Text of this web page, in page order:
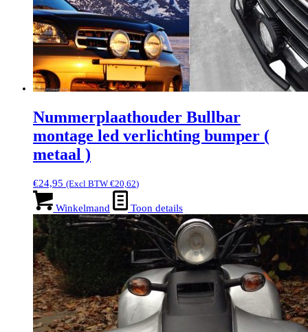
Nummerplaathouder Bullbar
montage led verlichting bumper (
metaal )
€24,95 (Excl BTW €20,62)
Winkelmand Toon details